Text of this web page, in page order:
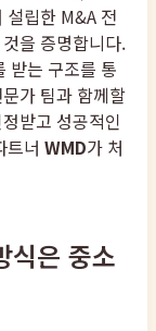
설립한 M&A 전
을 증명합니다.
받는 구조를 통
가 팀과 함께할
받고 성공적인
트너 WMD가 처
식은 중소